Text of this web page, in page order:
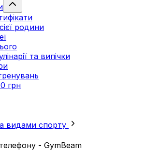
родини
та випічки
грн
видами спорту
- GymBeam